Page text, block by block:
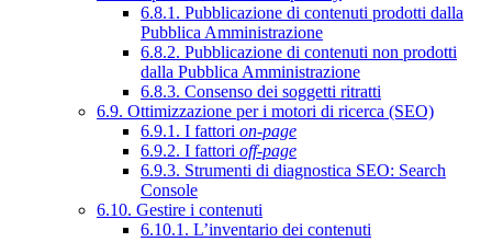
6.8.1. Pubblicazione di contenuti prodotti dalla
Pubblica Amministrazione
6.8.2. Pubblicazione di contenuti non prodotti
dalla Pubblica Amministrazione
6.8.3. Consenso dei soggetti ritratti
6.9. Ottimizzazione per i motori di ricerca (SEO)
6.9.1. I fattori on-page
6.9.2. I fattori off-page
6.9.3. Strumenti di diagnostica SEO: Search
Console
6.10. Gestire i contenuti
6.10.1. L’inventario dei contenuti